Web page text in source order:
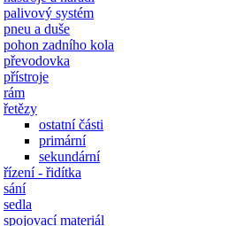
palivový systém
pneu a duše
pohon zadního kola
převodovka
přístroje
rám
řetězy
ostatní části
primární
sekundární
řízení - řidítka
sání
sedla
spojovací materiál